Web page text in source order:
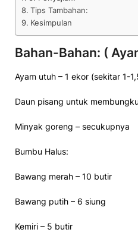
Tips Tambahan:
Kesimpulan
Bahan-Bahan: (
Ayam utuh – 1 ekor (sekitar 1-
Daun pisang untuk
Minyak goreng – secukupnya
Bumbu Halus:
Bawang merah – 10 butir
Bawang putih – 6 siung
Kemiri – 5 butir